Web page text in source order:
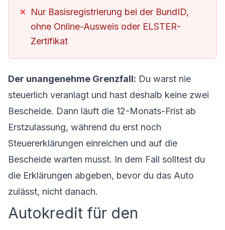
Nur Basisregistrierung bei der BundID,
ohne Online-Ausweis oder ELSTER-
Zertifikat
Der unangenehme Grenzfall: Du warst nie
steuerlich veranlagt und hast deshalb keine zwei
Bescheide. Dann läuft die 12-Monats-Frist ab
Erstzulassung, während du erst noch
Steuererklärungen einreichen und auf die
Bescheide warten musst. In dem Fall solltest du
die Erklärungen abgeben, bevor du das Auto
zulässt, nicht danach.
Autokredit für den